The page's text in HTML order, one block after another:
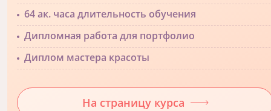
64 ак. часа длительность обучения
Дипломная работа для портфолио
Диплом мастера красоты
На страницу курса